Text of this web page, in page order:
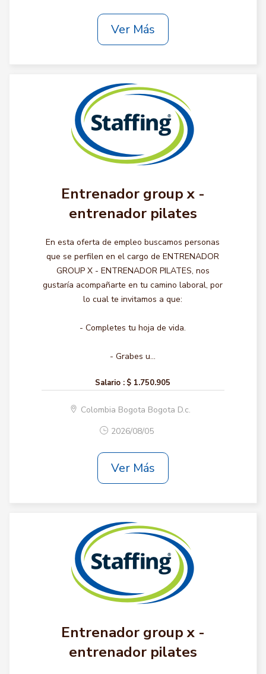
Ver Más
Entrenador group x -
entrenador pilates
En esta oferta de empleo buscamos personas
que se perfilen en el cargo de ENTRENADOR
GROUP X - ENTRENADOR PILATES, nos
gustaría acompañarte en tu camino laboral, por
lo cual te invitamos a que:
- Completes tu hoja de vida.
- Grabes u...
Salario : $ 1.750.905
Colombia Bogota Bogota D.c.
2026/08/05
Ver Más
Entrenador group x -
entrenador pilates